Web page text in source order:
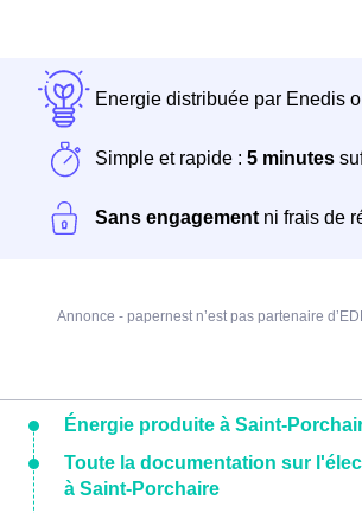
Energie distribuée par Enedis
Simple et rapide : 5 minutes
Sans engagement ni frais de
Annonce - papernest n’est pas partenaire
Énergie produite à Saint-
Toute la documentation sur
à Saint-Porchaire